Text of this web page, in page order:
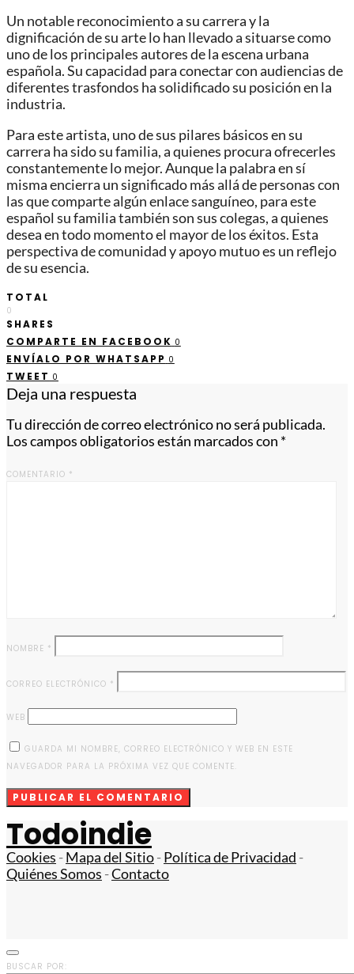
Un notable reconocimiento a su carrera y la
dignificación de su arte lo han llevado a situarse como
uno de los principales autores de la escena urbana
española. Su capacidad para conectar con audiencias de
diferentes trasfondos ha solidificado su posición en la
industria.
Para este artista, uno de sus pilares básicos en su
carrera ha sido su familia, a quienes procura ofrecerles
constantemente lo mejor. Aunque la palabra en sí
misma encierra un significado más allá de personas con
las que comparte algún enlace sanguíneo, para este
español su familia también son sus colegas, a quienes
desea en todo momento el mayor de los éxitos. Esta
perspectiva de comunidad y apoyo mutuo es un reflejo
de su esencia.
TOTAL
0
SHARES
COMPARTE EN FACEBOOK 0
ENVÍALO POR WHATSAPP 0
TWEET 0
Deja una respuesta
Tu dirección de correo electrónico no será publicada.
Los campos obligatorios están marcados con *
COMENTARIO *
NOMBRE *
CORREO ELECTRÓNICO *
WEB
GUARDA MI NOMBRE, CORREO ELECTRÓNICO Y WEB EN ESTE
NAVEGADOR PARA LA PRÓXIMA VEZ QUE COMENTE.
Todoindie
Cookies -Mapa del Sitio-Política de Privacidad -
Quiénes Somos -Contacto
BUSCAR POR: